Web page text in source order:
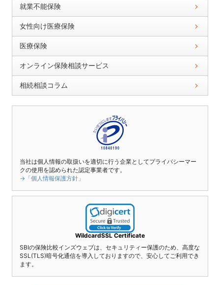
就業不能保険
女性向け医療保険
医療保険
オンライン保険相談サービス
相続相談コラム
当社は個人情報の取扱いを適切に行う企業としてプライバシーマー
クの使用を認められた認定事業者です。
→「個人情報保護方針」
WildcardSSL Certificate
SBIの保険比較インズウェブは、セキュリティー保護のため、高度な
SSL(TLS)暗号化通信を導入しておりますので、安心してご利用でき
ます。